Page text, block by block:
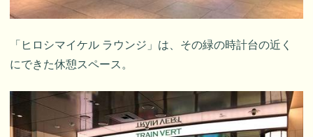
「ヒロシマイケル ラウンジ」は、その緑の時計台の近く
にできた休憩スペース。